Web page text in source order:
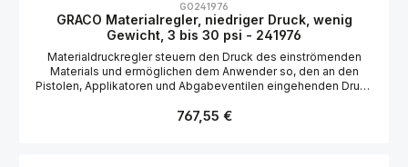
GO241976
GRACO Materialregler, niedriger Druck, wenig
Gewicht, 3 bis 30 psi - 241976
Materialdruckregler steuern den Druck des einströmenden
Materials und ermöglichen dem Anwender so, den an den
Pistolen, Applikatoren und Abgabeventilen eingehenden Druck
stabil abläuft und die optimalen Bedingungen für eine
Regulärer Preis:
767,55 €